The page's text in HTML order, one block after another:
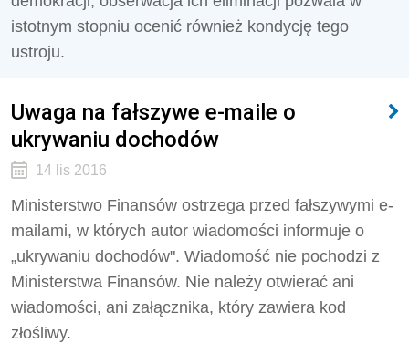
istotnym stopniu ocenić również kondycję tego
ustroju.
Uwaga na fałszywe e-maile o
ukrywaniu dochodów
14 lis 2016
Ministerstwo Finansów ostrzega przed fałszywymi e-
mailami, w których autor wiadomości informuje o
„ukrywaniu dochodów". Wiadomość nie pochodzi z
Ministerstwa Finansów. Nie należy otwierać ani
wiadomości, ani załącznika, który zawiera kod
złośliwy.